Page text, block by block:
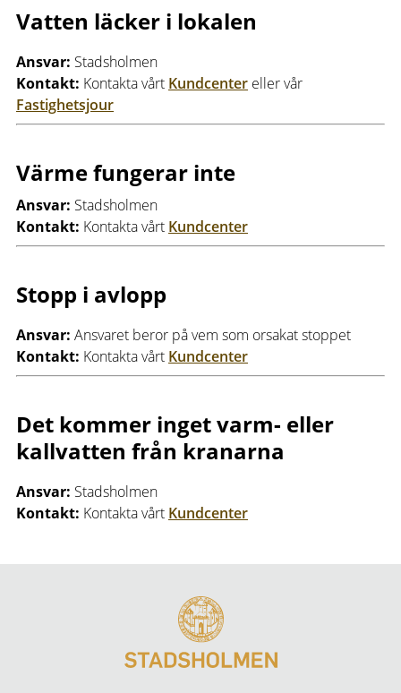
Vatten läcker i lokalen
Ansvar: Stadsholmen
Kontakt: Kontakta vårt Kundcenter eller vår
Fastighetsjour
Värme fungerar inte
Ansvar: Stadsholmen
Kontakt: Kontakta vårt Kundcenter
Stopp i avlopp
Ansvar: Ansvaret beror på vem som orsakat stoppet
Kontakt: Kontakta vårt Kundcenter
Det kommer inget varm- eller
kallvatten från kranarna
Ansvar: Stadsholmen
Kontakt: Kontakta vårt Kundcenter